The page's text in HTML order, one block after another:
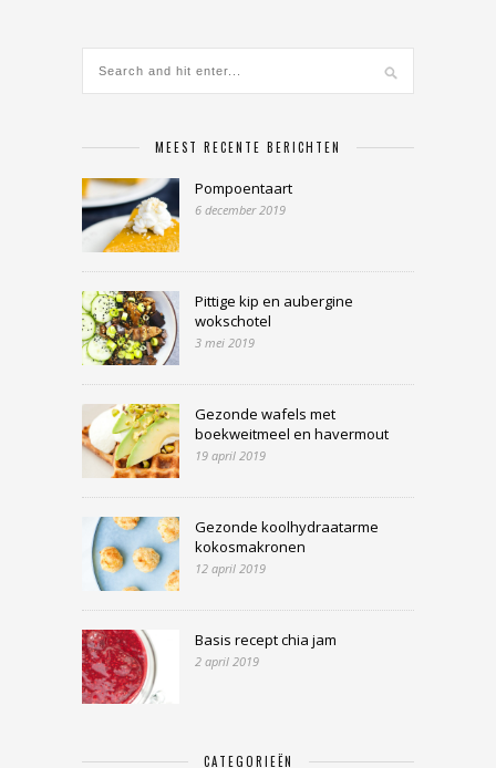
MEEST RECENTE BERICHTEN
Pompoentaart
6 december 2019
Pittige kip en aubergine
wokschotel
3 mei 2019
Gezonde wafels met
boekweitmeel en havermout
19 april 2019
Gezonde koolhydraatarme
kokosmakronen
12 april 2019
Basis recept chia jam
2 april 2019
CATEGORIEËN